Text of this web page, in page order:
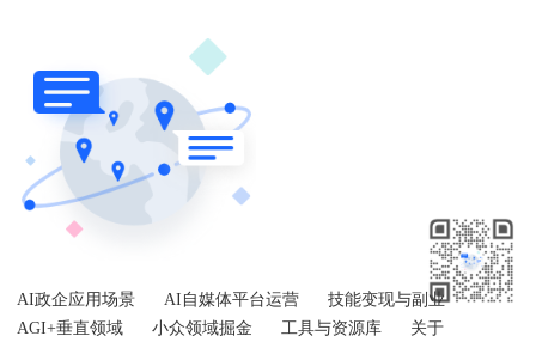
AI政企应用场景 AI自媒体平台运营
技能变现与副业
AGI+垂直领域
小众领域掘金 工具与资源库 关于